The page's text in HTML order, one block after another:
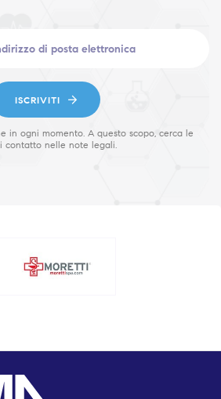
ISCRIVITI
in ogni momento. A questo scopo, cerca le
contatto nelle note legali.